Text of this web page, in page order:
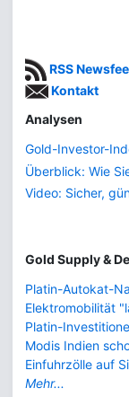
RSS
Kontakt
Analysen
Gold-Investor-
Überblick: Wie
Video: Sicher,
Gold Supply &
Platin-Autokat-
Elektromobilität
Platin-
Modis Indien
Einfuhrzölle auf
Mehr...